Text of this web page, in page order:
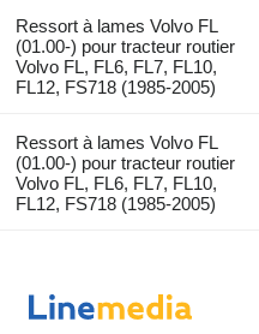
Ressort à lames Volvo FL
(01.00-) pour tracteur routier
Volvo FL, FL6, FL7, FL10,
FL12, FS718 (1985-2005)
Ressort à lames Volvo FL
(01.00-) pour tracteur routier
Volvo FL, FL6, FL7, FL10,
FL12, FS718 (1985-2005)